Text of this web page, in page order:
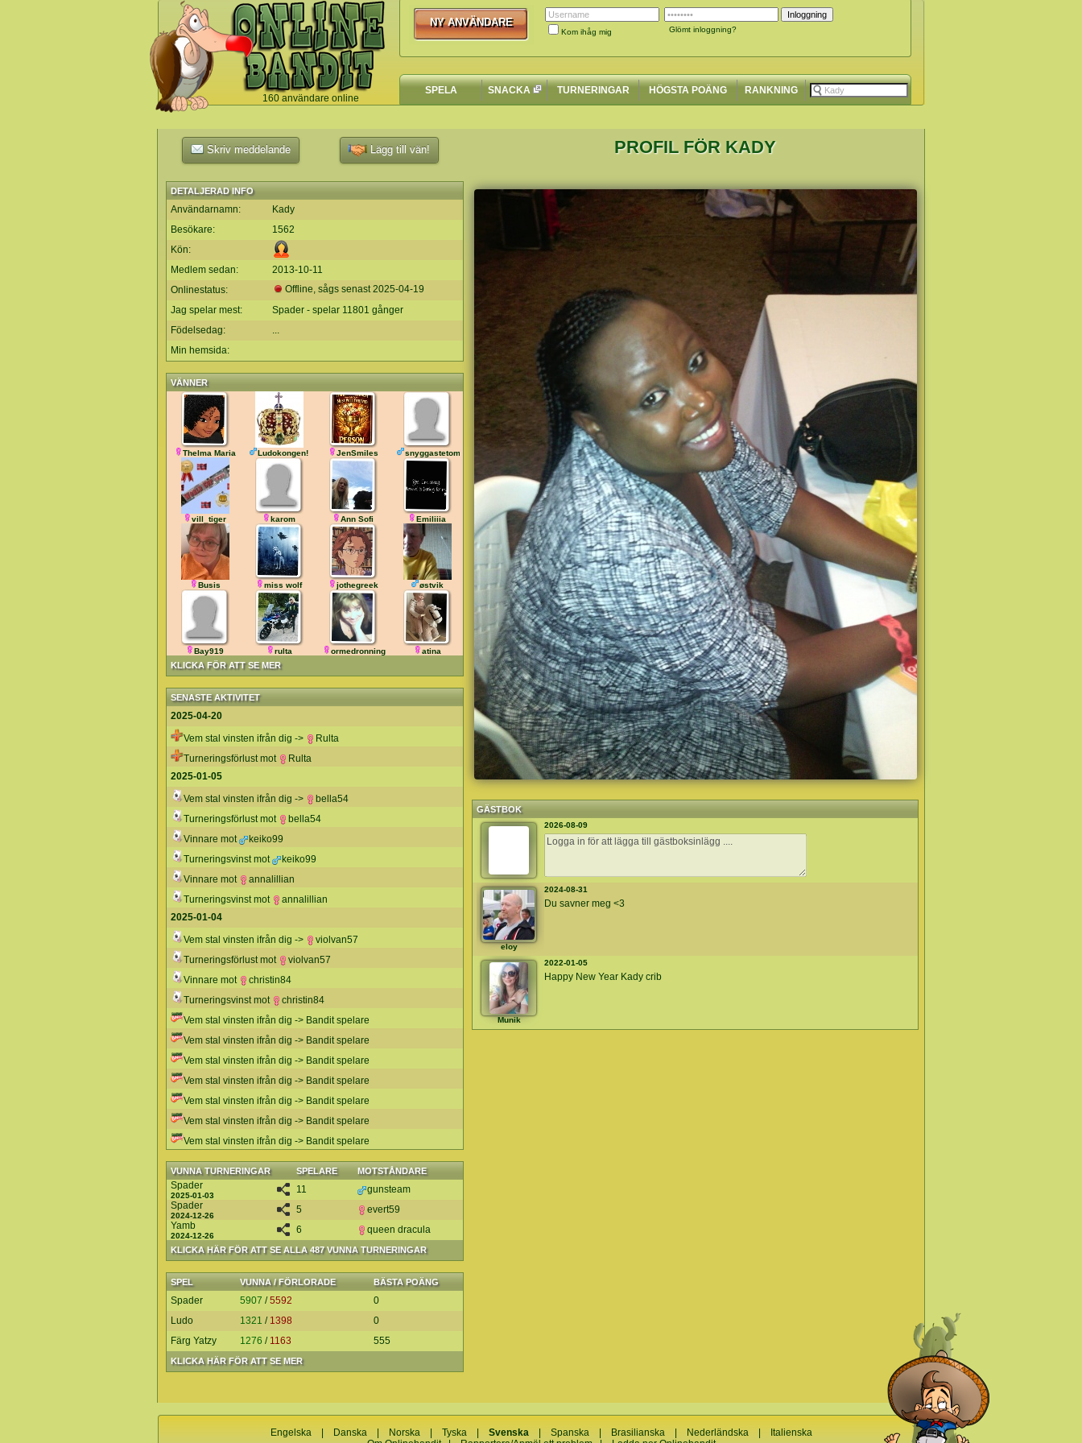
160 användare online
`
Kom ihåg mig Glömt inloggning?
NY ANVÄNDARE
NY ANVÄNDARE
SPELA SNACKA TURNERINGAR HÖGSTA POÄNG RANKNING
Skriv meddelande Lägg till vän!
DETALJERAD INFO
Användarnamn:
Kady
Besökare:
1562
Kön:
Medlem sedan:
2013-10-11
Onlinestatus:
Offline, sågs senast2025-04-19
Jag spelar mest:
Spader - spelar 11801 gånger
Födelsedag:
...
Min hemsida:
VÄNNER
KLICKA FÖR ATT SE MER
Thelma Maria Ludokongen! JenSmiles snyggastetompa46
vill_tiger karom Ann Sofi Emiliiia
Busis miss wolf jothegreek østvik
Bay919 rulta ormedronningen atina
SENASTE AKTIVITET
2025-04-20
Vem stal vinsten ifrån dig ->
Rulta
Turneringsförlust mot
Rulta
2025-01-05
Vem stal vinsten ifrån dig ->
bella54
Turneringsförlust mot
bella54
Vinnare mot
keiko99
Turneringsvinst mot
keiko99
Vinnare mot
annalillian
Turneringsvinst mot
annalillian
2025-01-04
Vem stal vinsten ifrån dig ->
violvan57
Turneringsförlust mot
violvan57
Vinnare mot
christin84
Turneringsvinst mot
christin84
Vem stal vinsten ifrån dig -> Bandit spelare
Vem stal vinsten ifrån dig -> Bandit spelare
Vem stal vinsten ifrån dig -> Bandit spelare
Vem stal vinsten ifrån dig -> Bandit spelare
Vem stal vinsten ifrån dig -> Bandit spelare
Vem stal vinsten ifrån dig -> Bandit spelare
Vem stal vinsten ifrån dig -> Bandit spelare
VUNNA TURNERINGAR SPELARE MOTSTÅNDARE
KLICKA HÄR FÖR ATT SE ALLA 487 VUNNA TURNERINGAR
Spader
2025-01-03
11
gunsteam
Spader
2024-12-26
5
evert59
Yamb
2024-12-26
6 queen dracula
SPEL VUNNA / FÖRLORADE BÄSTA POÄNG
KLICKA HÄR FÖR ATT SE MER
Spader 5907 /5592
0
Ludo
1321 / 1398
0
Färg Yatzy
1276 / 1163 555
PROFIL FÖR KADY
GÄSTBOK
2026-08-09
eloy
2024-08-31
Du savner meg <3
Munik
2022-01-05
Happy New Year Kady crib
Engelska| Danska| Norska| Tyska| Svenska| Spanska| Brasilianska| Nederländska|
Italienska